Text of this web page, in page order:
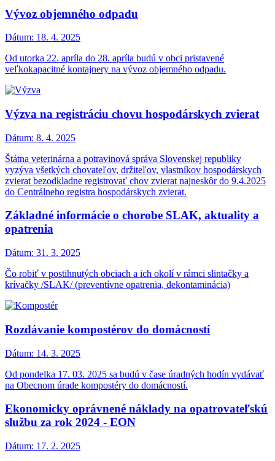
Vývoz objemného odpadu
Dátum: 18. 4. 2025
Od utorka 22. apríla do 28. apríla budú v obci pristavené
veľkokapacitné kontajnery na vývoz objemného odpadu.
Výzva na registráciu chovu hospodárskych zvierat
Dátum: 8. 4. 2025
Štátna veterinárna a potravinová správa Slovenskej republiky
vyzýva všetkých chovateľov, držiteľov, vlastníkov hospodárskych
zvierat bezodkladne registrovať chov zvierat najneskôr do 9.4.2025
do Centrálneho registra hospodárskych zvierat.
Základné informácie o chorobe SLAK, aktuality a
opatrenia
Dátum: 31. 3. 2025
Čo robiť v postihnutých obciach a ich okolí v rámci slintačky a
krívačky /SLAK/ (preventívne opatrenia, dekontaminácia)
Rozdávanie kompostérov do domácností
Dátum: 14. 3. 2025
Od pondelka 17. 03. 2025 sa budú v čase úradných hodín vydávať
na Obecnom úrade kompostéry do domácností.
Ekonomicky oprávnené náklady na opatrovateľskú
službu za rok 2024 - EON
Dátum: 17. 2. 2025